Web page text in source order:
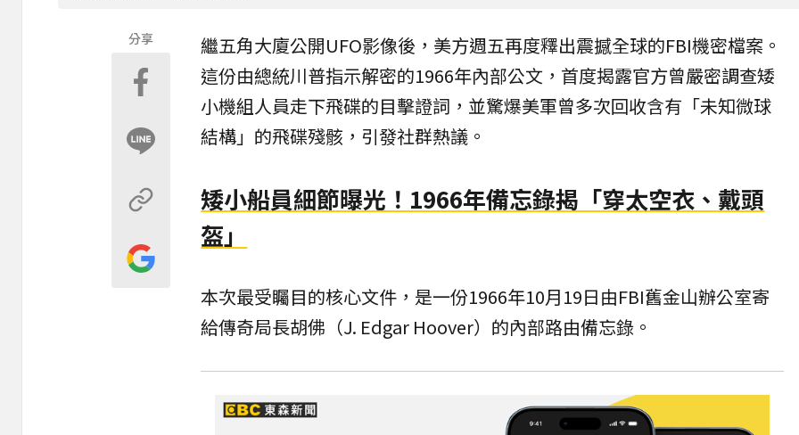
分享 繼五角大廈公開UFO影像後，美方週五再度釋出震撼全球的FBI機密檔案。
這份由總統川普指示解密的1966年內部公文，首度揭露官方曾嚴密調查矮
小機組人員走下飛碟的目擊證詞，並驚爆美軍曾多次回收含有「未知微球
結構」的飛碟殘骸，引發社群熱議。
矮小船員細節曝光！1966年備忘錄揭「穿太空衣、戴頭
盔」
本次最受矚目的核心文件，是一份1966年10月19日由FBI舊金山辦公室寄
給傳奇局長胡佛（J. Edgar Hoover）的內部路由備忘錄。